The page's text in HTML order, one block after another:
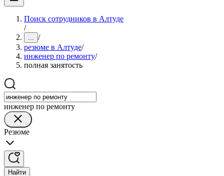
Поиск сотрудников в Алтуде
/
... /
резюме в Алтуде/
инженер по ремонту/
полная занятость
инженер по ремонту
Резюме
Найти